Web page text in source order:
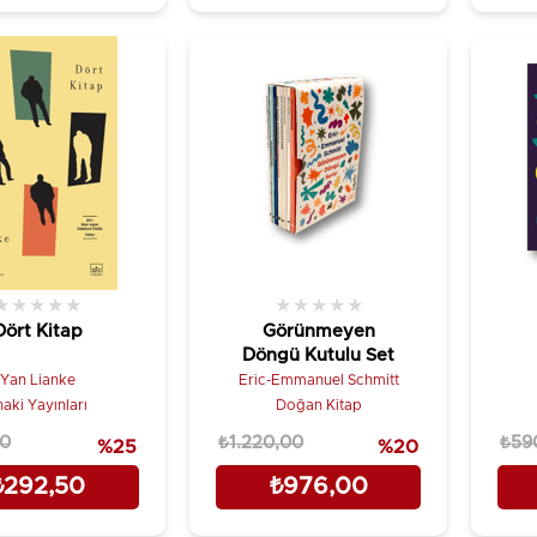
Kitap
★ ★ ★ ★
Yan Lianke
Yayınları
%25
Görünmeyen
Döngü Kutulu Set
★ ★ ★ ★ ★
Eric-Emmanuel Schmitt
Doğan Kitap
₺976,00
₺1.220,00 %20